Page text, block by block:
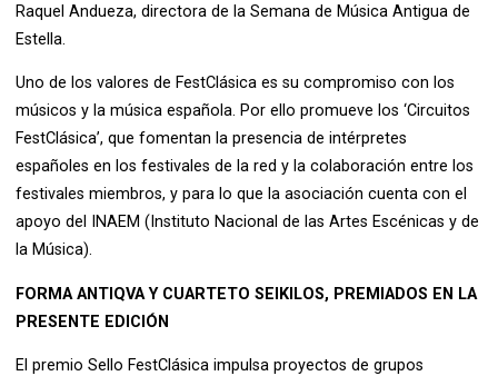
Raquel Andueza, directora de la Semana de Música Antigua de
Estella.
Uno de los valores de FestClásica es su compromiso con los
músicos y la música española. Por ello promueve los ‘Circuitos
FestClásica’, que fomentan la presencia de intérpretes
españoles en los festivales de la red y la colaboración entre los
festivales miembros, y para lo que la asociación cuenta con el
apoyo del INAEM (Instituto Nacional de las Artes Escénicas y de
la Música).
FORMA ANTIQVA Y CUARTETO SEIKILOS, PREMIADOS EN LA
PRESENTE EDICIÓN
El premio Sello FestClásica impulsa proyectos de grupos